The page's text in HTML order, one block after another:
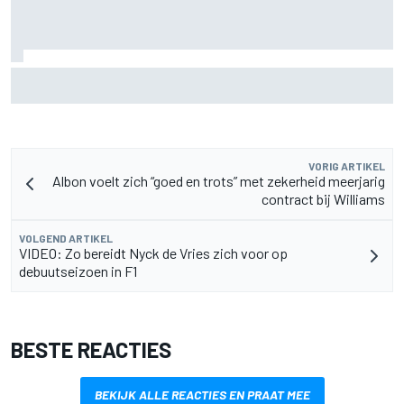
VORIG ARTIKEL
Albon voelt zich “goed en trots” met zekerheid meerjarig
contract bij Williams
VOLGEND ARTIKEL
VIDEO: Zo bereidt Nyck de Vries zich voor op
debuutseizoen in F1
BESTE REACTIES
BEKIJK ALLE REACTIES EN PRAAT MEE